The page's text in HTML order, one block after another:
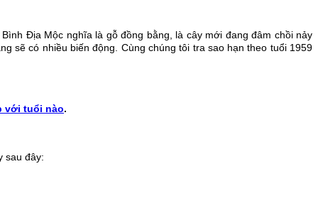
Địa Mộc nghĩa là gỗ đồng bằng, là cây mới đang đâm chồi nảy
sẽ có nhiều biến động. Cùng chúng tôi tra sao hạn theo tuổi 1959
với tuổi nào.
sau đây: